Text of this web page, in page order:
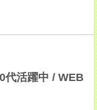
代活躍中 / WEB